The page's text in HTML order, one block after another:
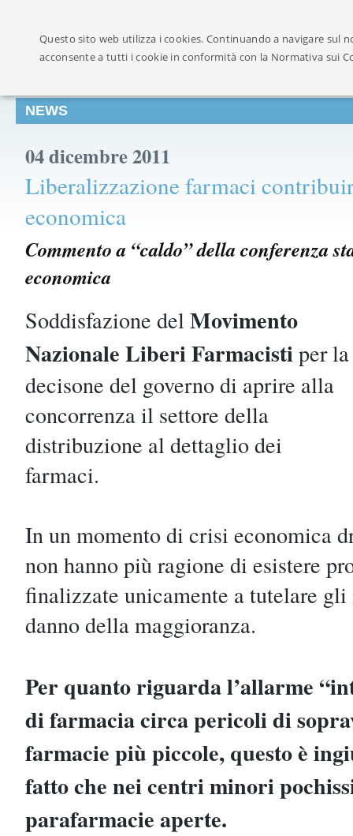
NEWS
04 dicembre 2011
Liberalizzazione farmaci
economica
Commento a “caldo” della conferenza
economica
Soddisfazione del Movimento
Nazionale Liberi Farmacistiper la
decisone del governo di aprire alla
concorrenza il settore della
distribuzione al dettaglio dei
farmaci.
In un momento di crisi economica
non hanno più ragione di esistere
finalizzate unicamente a tutelare
danno della maggioranza.
Per quanto riguarda l’allarme
di farmacia circa pericoli di
farmacie più piccole, questo è
fatto che nei centri minori
parafarmacie aperte.
Questo sito web utilizza i cookies. Continuando a navigare sul
acconsente a tutti i cookie in conformità con la Normativa sui